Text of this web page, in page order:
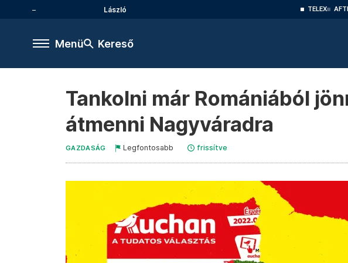
László TELEX
Menü Kereső
Tankolni már Romániából
átmenni Nagyváradra
GAZDASÁG Legfontosabb frissítve